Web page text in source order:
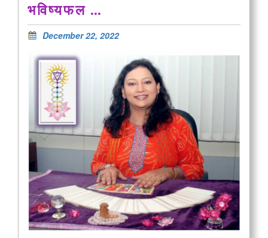
भविष्यफल …
December 22, 2022